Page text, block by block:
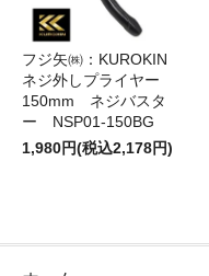
フジ矢㈱：KUROKIN
ネジ外しプライヤー
150mm ネジバスタ
ー NSP01-150BG
1,980円(税込2,178円)